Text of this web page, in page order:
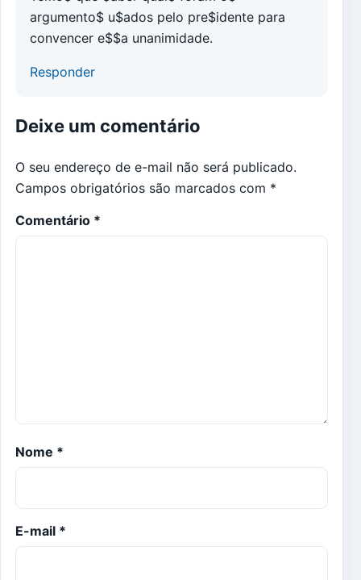
argumento$ u$ados pelo pre$idente para
convencer e$$a unanimidade.
Responder
Deixe um comentário
O seu endereço de e-mail não será publicado.
Campos obrigatórios são marcados com *
Comentário *
Nome *
E-mail *